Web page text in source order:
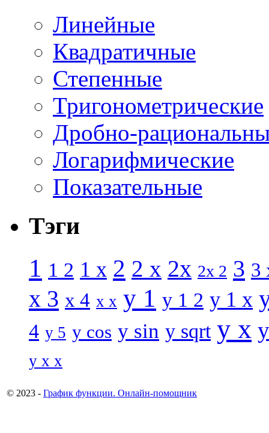
Линейные
Квадратичные
Степенные
Тригонометрические
Дробно-
Логарифмические
Показательные
Тэги
1 1 2 1 x 2 2 x 2x 2x 2 3 3
x 3 x 4 x x y 1 y 1 2 y 1 x
4 y 5 y cos y sin y sqrt y x
y x x
© 2023 - График функции. Онлайн-помощник